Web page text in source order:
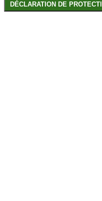
DÉCLARATION DE